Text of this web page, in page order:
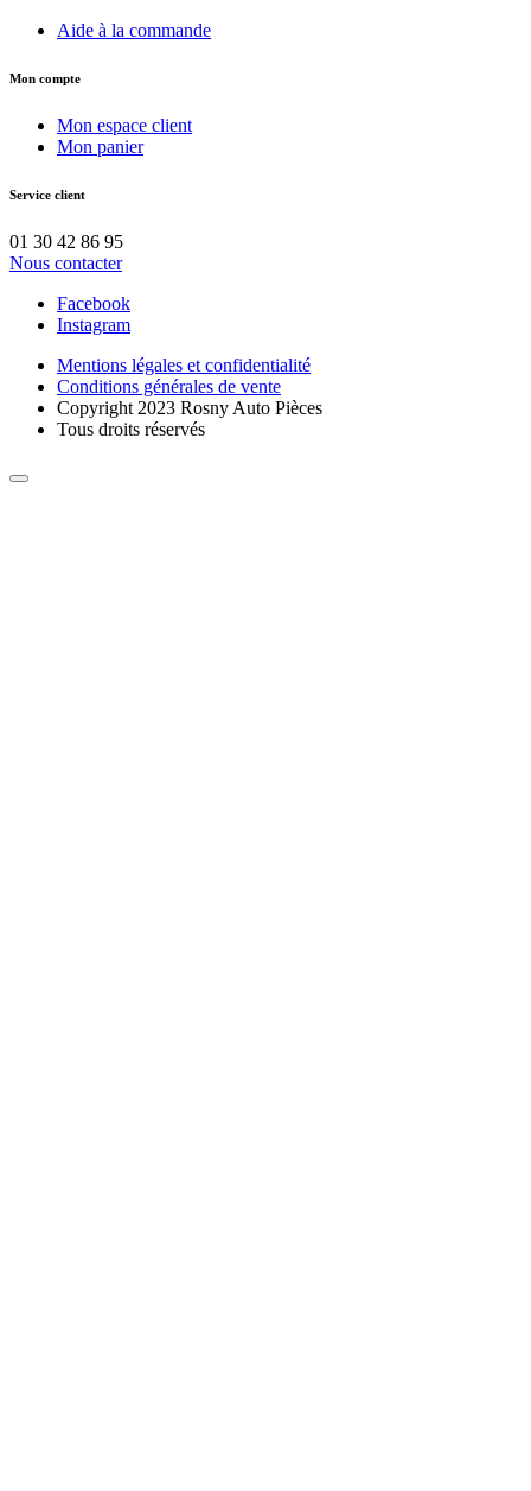
Aide à la commande
Mon compte
Mon espace client
Mon panier
Service client
01 30 42 86 95
Nous contacter
Facebook
Instagram
Mentions légales et confidentialité
Conditions générales de vente
Copyright 2023 Rosny Auto Pièces
Tous droits réservés